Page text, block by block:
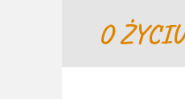
O ŻYCIU